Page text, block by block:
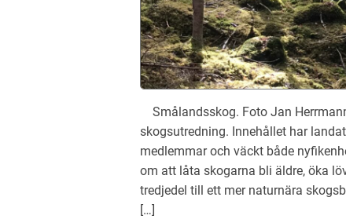
Smålandsskog. Foto Jan
skogsutredning. Innehållet har
medlemmar och väckt både
om att låta skogarna bli äldre, öka
tredjedel till ett mer naturnära
[…]